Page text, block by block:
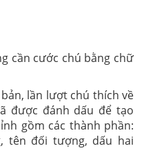
cần cước chú bằng chữ
lần lượt chú thích về
được đánh dấu để tạo
gồm các thành phần:
tên đối tượng, dấu hai